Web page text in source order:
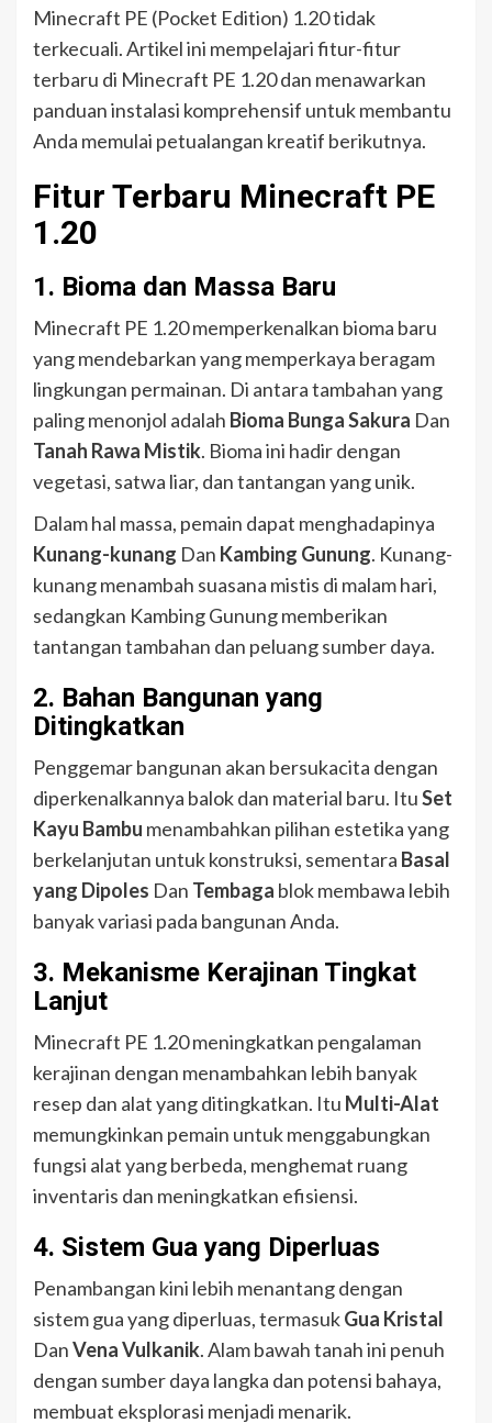
Minecraft PE (Pocket Edition) 1.20 tidak
terkecuali. Artikel ini mempelajari fitur-fitur
terbaru di Minecraft PE 1.20 dan menawarkan
panduan instalasi komprehensif untuk membantu
Anda memulai petualangan kreatif berikutnya.
Fitur Terbaru Minecraft PE
1.20
1. Bioma dan Massa Baru
Minecraft PE 1.20 memperkenalkan bioma baru
yang mendebarkan yang memperkaya beragam
lingkungan permainan. Di antara tambahan yang
paling menonjol adalah Bioma Bunga Sakura Dan
Tanah Rawa Mistik. Bioma ini hadir dengan
vegetasi, satwa liar, dan tantangan yang unik.
Dalam hal massa, pemain dapat menghadapinya
Kunang-kunang Dan Kambing Gunung. Kunang-
kunang menambah suasana mistis di malam hari,
sedangkan Kambing Gunung memberikan
tantangan tambahan dan peluang sumber daya.
2. Bahan Bangunan yang
Ditingkatkan
Penggemar bangunan akan bersukacita dengan
diperkenalkannya balok dan material baru. ItuSet
Kayu Bambu menambahkan pilihan estetika yang
berkelanjutan untuk konstruksi, sementara Basal
yang Dipoles Dan Tembaga blok membawa lebih
banyak variasi pada bangunan Anda.
3. Mekanisme Kerajinan Tingkat
Lanjut
Minecraft PE 1.20 meningkatkan pengalaman
kerajinan dengan menambahkan lebih banyak
resep dan alat yang ditingkatkan. Itu Multi-Alat
memungkinkan pemain untuk menggabungkan
fungsi alat yang berbeda, menghemat ruang
inventaris dan meningkatkan efisiensi.
4. Sistem Gua yang Diperluas
Penambangan kini lebih menantang dengan
sistem gua yang diperluas, termasukGua Kristal
DanVena Vulkanik. Alam bawah tanah ini penuh
dengan sumber daya langka dan potensi bahaya,
membuat eksplorasi menjadi menarik.